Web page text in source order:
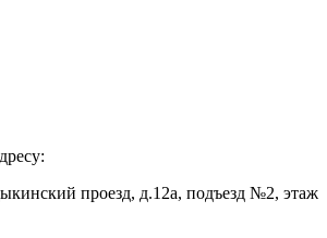
проезд, д.12а, подъезд №2, этаж